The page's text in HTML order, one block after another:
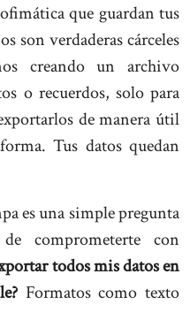
que guardan tus
son verdaderas cárceles
creando un archivo
o recuerdos, solo para
de manera útil
Tus datos quedan
es una simple pregunta
comprometerte con
todos mis datos en
Formatos como texto